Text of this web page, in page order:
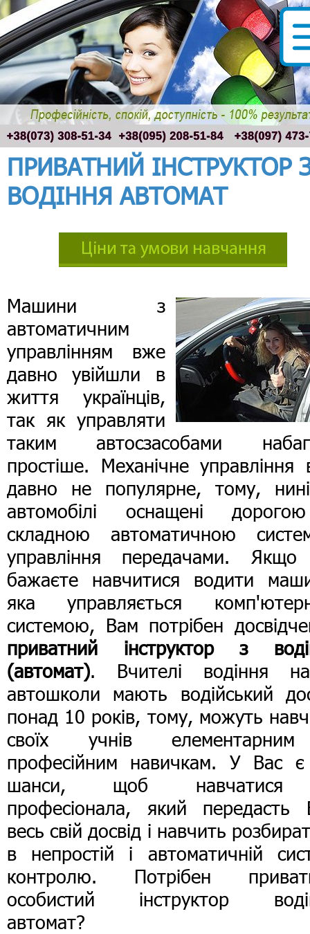
ПРИВАТНИЙ ІНСТРУКТОР
ВОДІННЯ АВТОМАТ
Машини з
автоматичним
управлінням вже
давно увійшли в
життя українців,
так як управляти
таким автосзасобами
простіше. Механічне управління
давно не популярне, тому,
автомобілі оснащені
складною автоматичною
управління передачами.
бажаєте навчитися водити
яка управляється
системою, Вам потрібен
приватний інструктор з
(автомат). Вчителі водіння
автошколи мають водійський
понад 10 років, тому, можуть
своїх учнів
професійним навичкам. У Вас є
шанси, щоб
професіонала, який передасть
весь свій досвід і навчить
в непростій і автоматичній
контролю. Потрібен
особистий інструктор
автомат?